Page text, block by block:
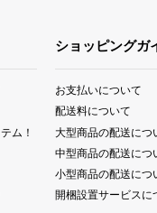
ム！
ショッピングガ
お支払いについて
配送料について
大型商品の配送につ
中型商品の配送につ
小型商品の配送につ
開梱設置サービスに